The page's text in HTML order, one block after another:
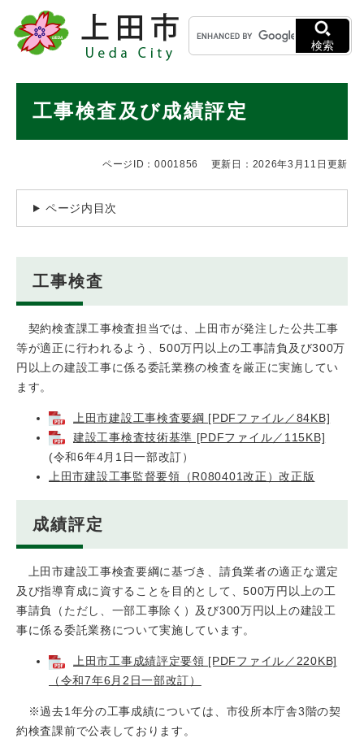
メニューを飛ばして本文へ
キ
ー
ワ
検
検索
工事検査及び成績評定
ページID：0001856 更新日：2026年3月11日更新
ページ内目次
工事検査
契約検査課工事検査担当では、上田市が発注した公共工事
等が適正に行われるよう、500万円以上の工事請負及び300万
円以上の建設工事に係る委託業務の検査を厳正に実施してい
ます。
上田市建設工事検査要綱 [PDFファイル／84KB]
建設工事検査技術基準 [PDFファイル／115KB]
(令和6年4月1日一部改訂）​
上田市建設工事監督要領（R080401改正）改正版
成績評定
上田市建設工事検査要綱に基づき、請負業者の適正な選定
及び指導育成に資することを目的として、500万円以上の工
事請負（ただし、一部工事除く）及び300万円以上の建設工
事に係る委託業務について実施しています。
上田市工事成績評定要領 [PDFファイル／220KB]
（令和7年6月2日一部改訂）
※過去1年分の工事成績については、市役所本庁舎3階の契
約検査課前で公表しております。